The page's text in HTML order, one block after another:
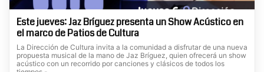
Este jueves: Jaz Bríguez presenta un Show Acústico en
el marco de Patios de Cultura
La Dirección de Cultura invita a la comunidad a disfrutar de una nueva
propuesta musical de la mano de Jaz Bríguez, quien ofrecerá un show
acústico con un recorrido por canciones y clásicos de todos los